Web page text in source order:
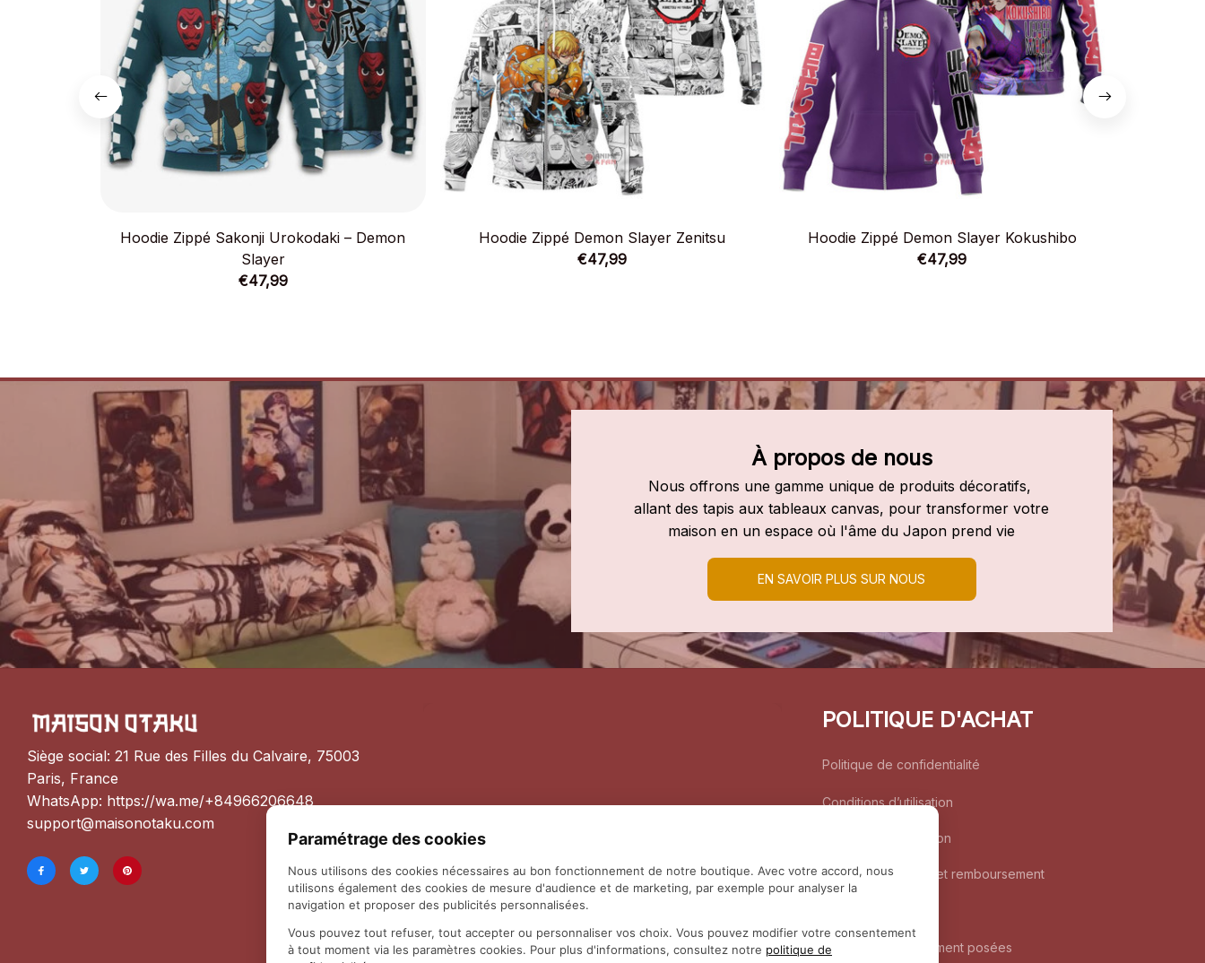
Hoodie Zippé Sakonji Urokodaki – Demon
Slayer
€47,99
Hoodie Zippé Demon Slayer Zenitsu
€47,99
Hoodie Zippé Demon Slayer Kokushibo
€47,99
À propos de nous
Nous offrons une gamme unique de produits décoratifs,
allant des tapis aux tableaux canvas, pour transformer votre
maison en un espace où l'âme du Japon prend vie
EN SAVOIR PLUS SUR NOUS
Siège social: 21 Rue des Filles du Calvaire, 75003
Paris, France
WhatsApp: https://wa.me/+84966206648
support@maisonotaku.com
POLITIQUE D'ACHAT
Politique de confidentialité
Conditions d’utilisation
Politique d’expédition
Politique de retour et remboursement
Questions fréquemment posées
Paramétrage des cookies
Nous utilisons des cookies nécessaires au bon fonctionnement de notre boutique. Avec votre accord, nous
utilisons également des cookies de mesure d'audience et de marketing, par exemple pour analyser la
navigation et proposer des publicités personnalisées.
Vous pouvez tout refuser, tout accepter ou personnaliser vos choix. Vous pouvez modifier votre consentement
à tout moment via les paramètres cookies. Pour plus d'informations, consultez notre politique de